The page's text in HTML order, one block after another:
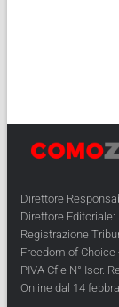
Direttore
Direttore
Registrazione
Freedom of
PIVA Cf e N° Iscr.
Online dal 14